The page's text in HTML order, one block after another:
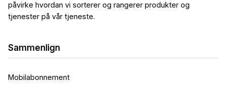
påvirke hvordan vi sorterer og rangerer produkter og
tjenester på vår tjeneste.
Sammenlign
Mobilabonnement